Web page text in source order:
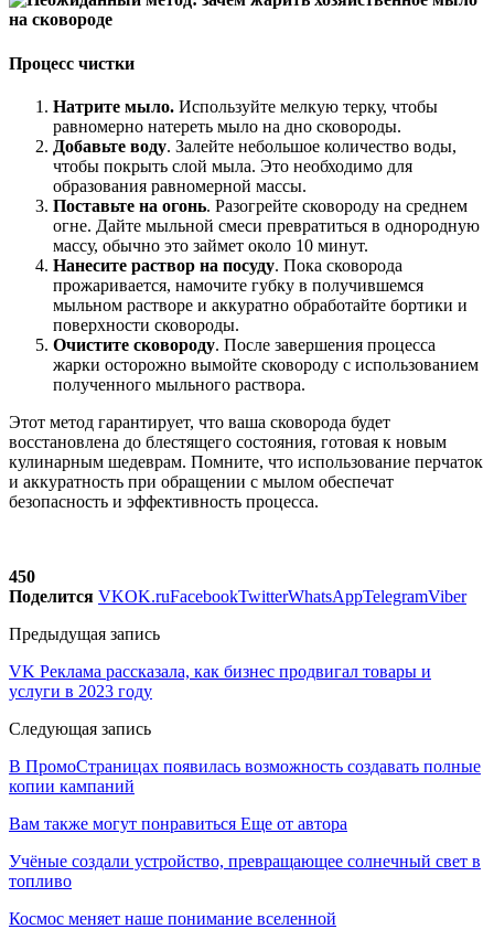
Процесс чистки
Натрите мыло. Используйте мелкую терку, чтобы
равномерно натереть мыло на дно сковороды.
Добавьте воду. Залейте небольшое количество воды,
чтобы покрыть слой мыла. Это необходимо для
образования равномерной массы.
Поставьте на огонь. Разогрейте сковороду на среднем
огне. Дайте мыльной смеси превратиться в однородную
массу, обычно это займет около 10 минут.
Нанесите раствор на посуду. Пока сковорода
прожаривается, намочите губку в получившемся
мыльном растворе и аккуратно обработайте бортики и
поверхности сковороды.
Очистите сковороду. После завершения процесса
жарки осторожно вымойте сковороду с использованием
полученного мыльного раствора.
Этот метод гарантирует, что ваша сковорода будет
восстановлена до блестящего состояния, готовая к новым
кулинарным шедеврам. Помните, что использование перчаток
и аккуратность при обращении с мылом обеспечат
безопасность и эффективность процесса.
450
Поделится VKOK.ruFacebookTwitterWhatsAppTelegramViber
Предыдущая запись
VK Реклама рассказала, как бизнес продвигал товары и
услуги в 2023 году
Следующая запись
В ПромоСтраницах появилась возможность создавать полные
копии кампаний
Вам также могут понравиться Еще от автора
Учёные создали устройство, превращающее солнечный свет в
топливо
Космос меняет наше понимание вселенной